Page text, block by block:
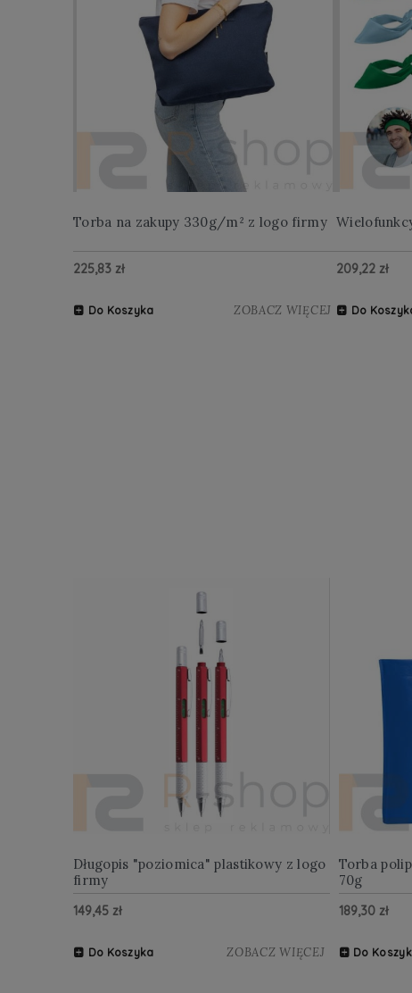
Torba na zakupy 330g/m² z logo firmy
225,83 zł
Do Koszyka ZOBACZ WIĘCEJ
209,22 zł
Do
Długopis "poziomica" plastikowy z logo
firmy
149,45 zł
Do Koszyka ZOBACZ WIĘCEJ
Torba
70g
189,30 zł
Do